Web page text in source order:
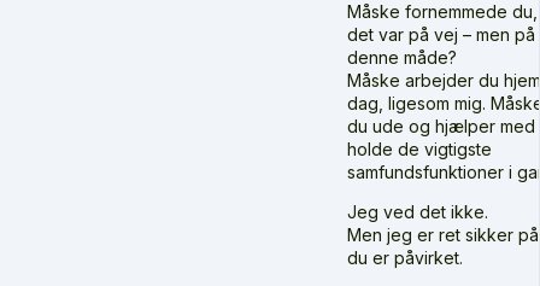
Måske fornemmede
det var på vej – men på
denne måde?
Måske arbejder du
dag, ligesom mig.
du ude og hjælper med
holde de vigtigste
samfundsfunktioner i
Jeg ved det ikke.
Men jeg er ret sikker
du er påvirket.